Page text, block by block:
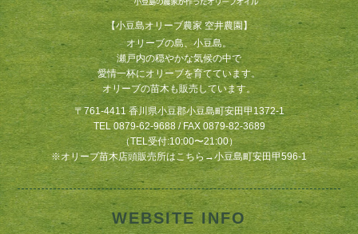
【小豆島オリーブ農家 空井農園】
オリーブの島、小豆島。
瀬戸内の穏やかな気候の中で
愛情一杯にオリーブを育てています。
オリーブの苗木も販売しています。
〒761-4411 香川県小豆郡小豆島町安田甲1372-1
TEL 0879-62-9688 / FAX 0879-82-3689
（TEL受付:10:00〜21:00）
※オリーブ苗木店頭販売所はこちら→小豆島町安田甲596-1
WEBSITE INFO